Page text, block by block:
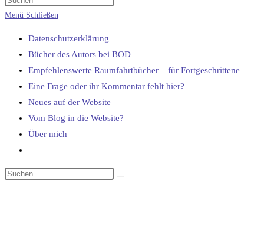
umschalten
Menü Schließen
Datenschutzerklärung
Bücher des Autors bei BOD
Empfehlenswerte Raumfahrtbücher – für Fortgeschrittene
Eine Frage oder ihr Kommentar fehlt hier?
Neues auf der Website
Vom Blog in die Website?
Über mich
umschalten